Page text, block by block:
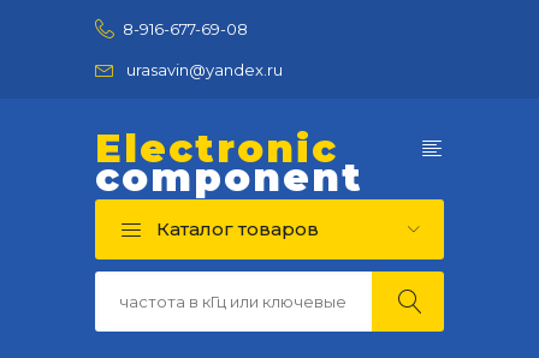
8-916-677-69-08
urasavin@yandex.ru
Electronic
component
Каталог товаров